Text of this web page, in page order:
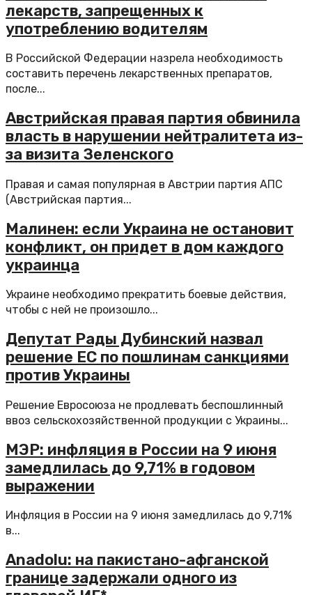
лекарств, запрещенных к
употреблению водителям
В Российской Федерации назрела необходимость
составить перечень лекарственных препаратов,
после...
Австрийская правая партия обвинила
власть в нарушении нейтралитета из-
за визита Зеленского
Правая и самая популярная в Австрии партия АПС
(Австрийская партия...
Малинен: если Украина не остановит
конфликт, он придет в дом каждого
украинца
Украине необходимо прекратить боевые действия,
чтобы с ней не произошло...
Депутат Рады Дубинский назвал
решение ЕС по пошлинам санкциями
против Украины
Решение Евросоюза не продлевать беспошлинный
ввоз сельскохозяйственной продукции с Украины...
МЭР: инфляция в России на 9 июня
замедлилась до 9,71% в годовом
выражении
Инфляция в России на 9 июня замедлилась до 9,71%
в...
Anadolu: на пакистано-афганской
границе задержали одного из